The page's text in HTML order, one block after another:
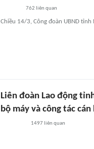
762 liên quan
Chiều 14/3, Công đoàn UBND
Liên đoàn Lao động
bộ máy và công tác cán
1497 liên quan